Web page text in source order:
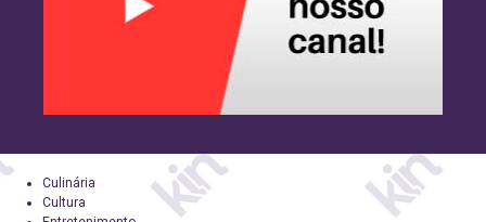
Culinária
Cultura